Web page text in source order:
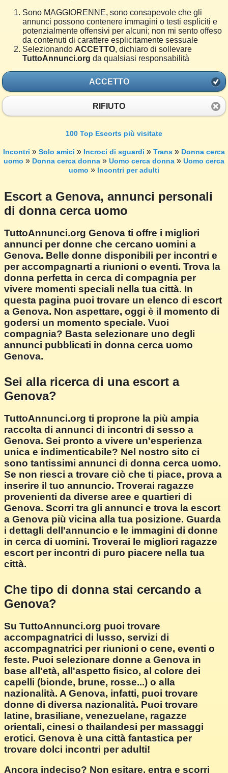
Sono MAGGIORENNE, sono consapevole che gli
annunci possono contenere immagini o testi espliciti e
potenzialmente offensivi per alcuni; non mi sento offeso
da contenuti di carattere esplicitamente sessuale
Selezionando ACCETTO, dichiaro di sollevare
TuttoAnnunci.org da qualsiasi responsabilità
ACCETTO
RIFIUTO
100 Top Escorts più visitate
Incontri » Solo amici » Incroci di sguardi » Trans » Donna cerca
uomo » Donna cerca donna » Uomo cerca donna » Uomo cerca
uomo » Incontri per adulti
Escort a Genova, annunci personali
di donna cerca uomo
TuttoAnnunci.org Genova ti offre i migliori
annunci per donne che cercano uomini a
Genova. Belle donne disponibili per incontri e
per accompagnarti a riunioni o eventi. Trova la
donna perfetta in cerca di compagnia per
vivere momenti speciali nella tua città. In
questa pagina puoi trovare un elenco di escort
a Genova. Non aspettare, oggi è il momento di
godersi un momento speciale. Vuoi
compagnia? Basta selezionare uno degli
annunci pubblicati in donna cerca uomo
Genova.
Sei alla ricerca di una escort a
Genova?
TuttoAnnunci.org ti proprone la più ampia
raccolta di annunci di incontri di sesso a
Genova. Sei pronto a vivere un'esperienza
unica e indimenticabile? Nel nostro sito ci
sono tantissimi annunci di donna cerca uomo.
Se non riesci a trovare ciò che ti piace, prova a
inserire il tuo annuncio. Troverai ragazze
provenienti da diverse aree e quartieri di
Genova. Scorri tra gli annunci e trova la escort
a Genova più vicina alla tua posizione. Guarda
i dettagli dell'annuncio e le immagini di donne
in cerca di uomini. Troverai le migliori ragazze
escort per incontri di puro piacere nella tua
città.
Che tipo di donna stai cercando a
Genova?
Su TuttoAnnunci.org puoi trovare
accompagnatrici di lusso, servizi di
accompagnatrici per riunioni o cene, eventi o
feste. Puoi selezionare donne a Genova in
base all'età, all'aspetto fisico, al colore dei
capelli (bionde, brune, rosse...) o alla
nazionalità. A Genova, infatti, puoi trovare
donne di diversa nazionalità. Puoi trovare
latine, brasiliane, venezuelane, ragazze
orientali, cinesi o thailandesi per massaggi
erotici. Genova è una città fantastica per
trovare dolci incontri per adulti!
Ancora indeciso? Non esitare, entra e scorri